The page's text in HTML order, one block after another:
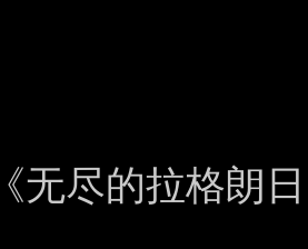
无尽的拉格朗